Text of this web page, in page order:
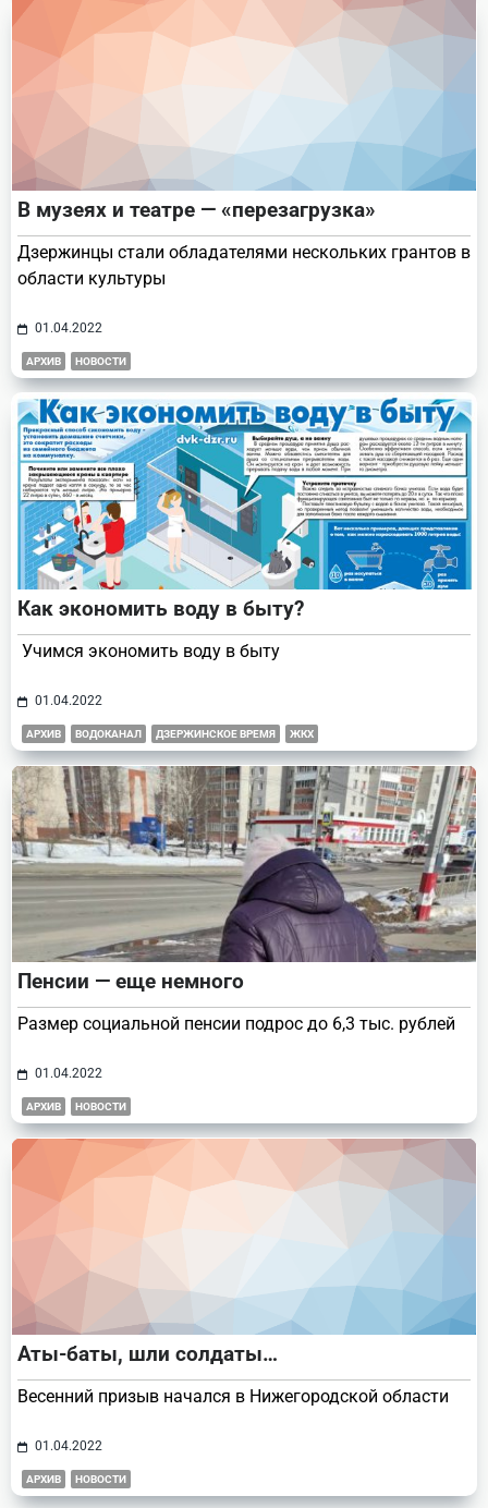
В музеях и театре — «перезагрузка»
Дзержинцы стали обладателями нескольких грантов в
области культуры
01.04.2022
АРХИВ НОВОСТИ
Как экономить воду в быту?
Учимся экономить воду в быту
01.04.2022
АРХИВ ВОДОКАНАЛ ДЗЕРЖИНСКОЕ ВРЕМЯ ЖКХ
Пенсии — еще немного
Размер социальной пенсии подрос до 6,3 тыс. рублей
01.04.2022
АРХИВ НОВОСТИ
Аты-баты, шли солдаты…
Весенний призыв начался в Нижегородской области
01.04.2022
АРХИВ НОВОСТИ